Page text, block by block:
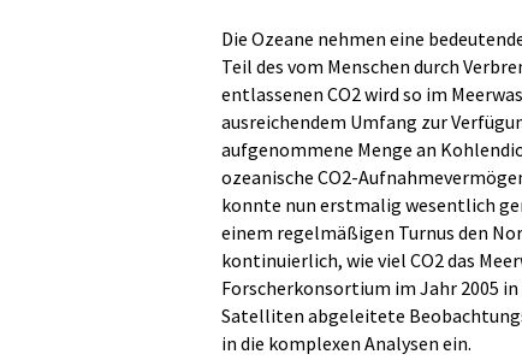
Die Ozeane nehmen eine
Teil des vom Menschen durch
entlassenen CO2 wird so im
ausreichendem Umfang zur
aufgenommene Menge an
ozeanische CO2-
konnte nun erstmalig wesentlich
einem regelmäßigen Turnus den
kontinuierlich, wie viel CO2 das
Forscherkonsortium im Jahr 2005
Satelliten abgeleitete
in die komplexen Analysen ein.